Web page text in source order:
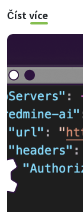
Číst více